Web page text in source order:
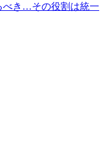
べき…その役割は統一